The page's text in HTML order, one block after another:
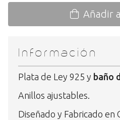
Añadir
Información
Plata de Ley 925 y baño
Anillos ajustables.
Diseñado y Fabricado en